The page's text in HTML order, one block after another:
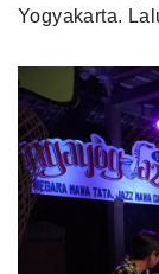
Yogyakarta.